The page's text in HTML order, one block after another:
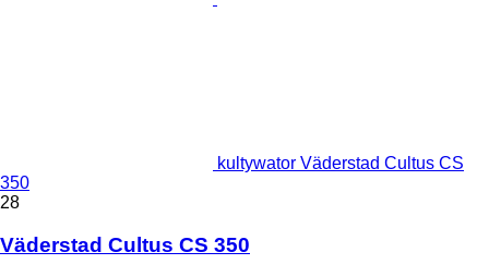
kultywator Väderstad Cultus CS
350
28
Väderstad Cultus CS 350